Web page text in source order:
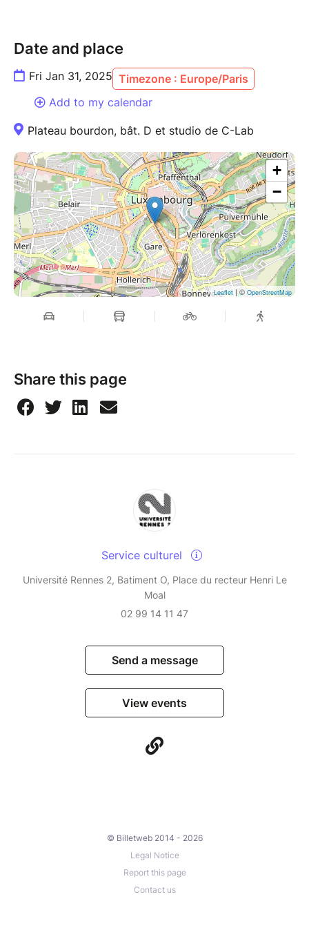
Date and place
Fri Jan 31, 2025 Timezone : Europe/Paris
Add to my calendar
Plateau bourdon, bât. D et studio de C-Lab
+
−
Leaflet| ©OpenStreetMap
Share this page
Service culturel
Université Rennes 2, Batiment O, Place du recteur Henri Le
Moal
02 99 14 11 47
Send a message
View events
© Billetweb 2014 - 2026
Legal Notice
Report this page
Contact us